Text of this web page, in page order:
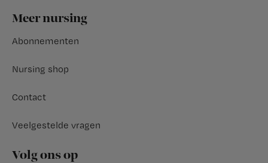
Footer
Meer nursing
Abonnementen
Nursing shop
Contact
Veelgestelde vragen
Volg ons op